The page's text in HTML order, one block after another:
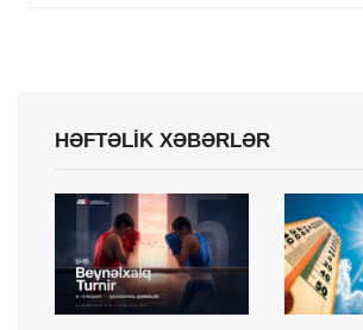
HƏFTƏLİK XƏBƏRLƏR